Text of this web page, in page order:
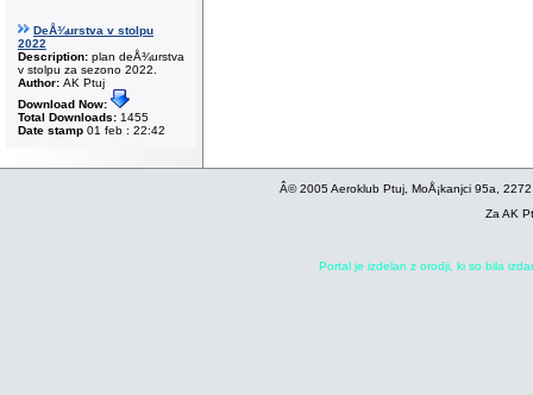
DeÅ¾urstva v stolpu
2022
Description: plan deÅ¾urstva
v stolpu za sezono 2022.
Author: AK Ptuj
Download Now:
Total Downloads: 1455
Date stamp 01 feb : 22:42
Â© 2005 Aeroklub Ptuj, MoÅ¡kanjci 95a,
Za AK
Portal je izdelan z orodji, ki so bila